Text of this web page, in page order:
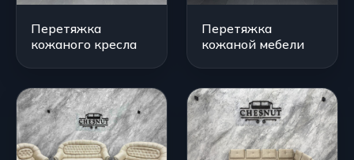
Перетяжка
кожаного кресла
Перетяжка
кожаной мебели